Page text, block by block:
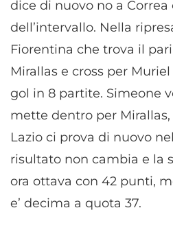
dice di nuovo no a
dell’intervallo. Nella
Fiorentina che trova il pari
Mirallas e cross per
gol in 8 partite. Simeone
mette dentro per Mirallas,
Lazio ci prova di nuovo
risultato non cambia e la
ora ottava con 42 punti,
e’ decima a quota 37.